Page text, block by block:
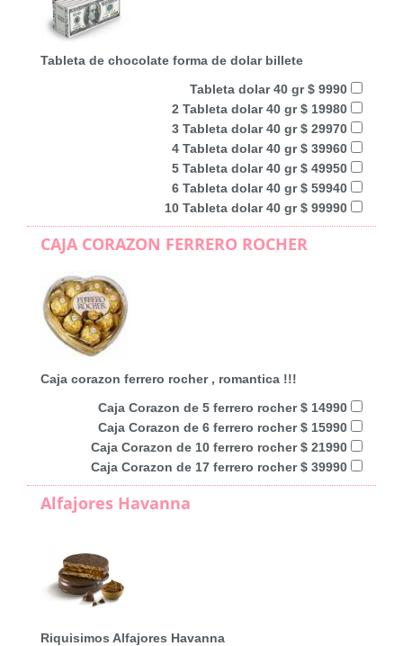
Tableta de chocolate forma de dolar billete
Tableta dolar 40 gr $ 9990
2 Tableta dolar 40 gr $ 19980
3 Tableta dolar 40 gr $ 29970
4 Tableta dolar 40 gr $ 39960
5 Tableta dolar 40 gr $ 49950
6 Tableta dolar 40 gr $ 59940
10 Tableta dolar 40 gr $ 99990
CAJA CORAZON FERRERO ROCHER
Caja corazon ferrero rocher , romantica !!!
Caja Corazon de 5 ferrero rocher $ 14990
Caja Corazon de 6 ferrero rocher $ 15990
Caja Corazon de 10 ferrero rocher $ 21990
Caja Corazon de 17 ferrero rocher $ 39990
Alfajores Havanna
Riquisimos Alfajores Havanna